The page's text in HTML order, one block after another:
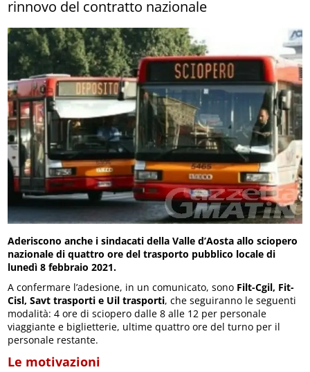
rinnovo del contratto nazionale
Aderiscono anche i sindacati della Valle d’Aosta allo sciopero
nazionale di quattro ore del trasporto pubblico locale di
lunedì 8 febbraio 2021.
A confermare l’adesione, in un comunicato, sono Filt-Cgil, Fit-
Cisl, Savt trasporti e Uil trasporti, che seguiranno le seguenti
modalità: 4 ore di sciopero dalle 8 alle 12 per personale
viaggiante e biglietterie, ultime quattro ore del turno per il
personale restante.
Le motivazioni